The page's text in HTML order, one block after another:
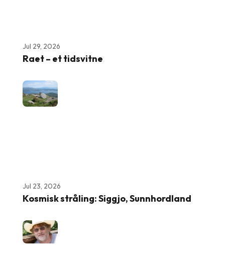
Jul 29, 2026
Raet – et tidsvitne
Jul 23, 2026
Kosmisk stråling: Siggjo, Sunnhordland